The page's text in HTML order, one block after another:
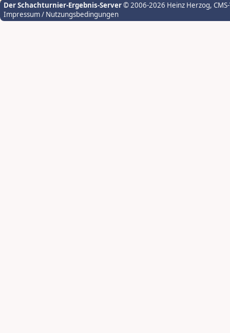
Der Schachturnier-Ergebnis-Server© 2006-2026 Heinz Herzog,
Impressum / Nutzungsbedingungen